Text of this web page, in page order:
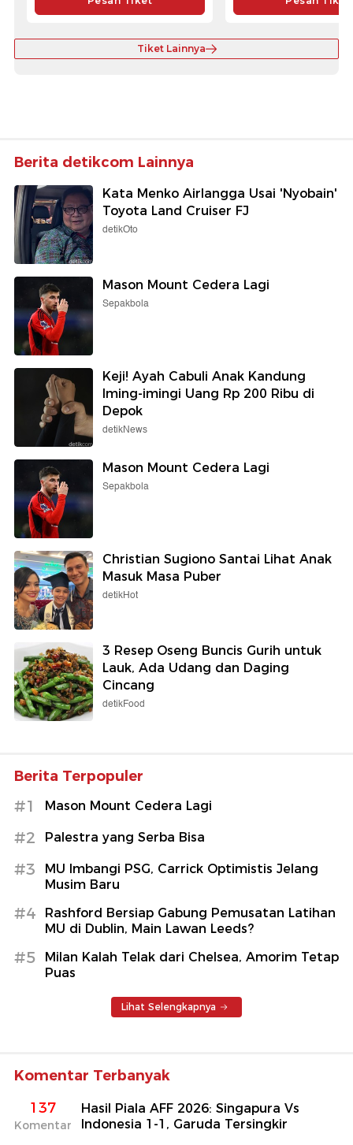
Tiket Lainnya
Berita detikcom Lainnya
Kata Menko Airlangga Usai 'Nyobain'
Toyota Land Cruiser FJ
detikOto
Mason Mount Cedera Lagi
Sepakbola
Keji! Ayah Cabuli Anak Kandung
Iming-imingi Uang Rp 200 Ribu di
Depok
detikNews
Mason Mount Cedera Lagi
Sepakbola
Christian Sugiono Santai Lihat Anak
Masuk Masa Puber
detikHot
3 Resep Oseng Buncis Gurih untuk
Lauk, Ada Udang dan Daging
Cincang
detikFood
Berita Terpopuler
#1 Mason Mount Cedera Lagi
#2 Palestra yang Serba Bisa
#3
MU Imbangi PSG, Carrick Optimistis Jelang
Musim Baru
#4
Rashford Bersiap Gabung Pemusatan Latihan
MU di Dublin, Main Lawan Leeds?
#5
Milan Kalah Telak dari Chelsea, Amorim Tetap
Puas
Lihat Selengkapnya
Komentar Terbanyak
137
Komentar
Hasil Piala AFF 2026: Singapura Vs
Indonesia 1-1, Garuda Tersingkir